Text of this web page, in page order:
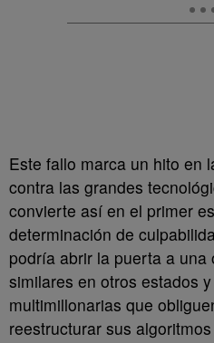
Este fallo marca un hito en
contra las grandes
convierte así en el primer
determinación de
podría abrir la puerta a una
similares en otros estados
multimillonarias que
reestructurar sus